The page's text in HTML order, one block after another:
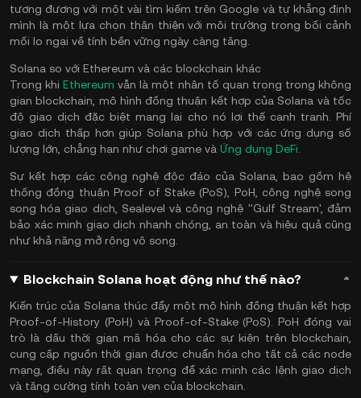
tương đương với một vài tìm kiếm trên Google và tự khẳng định
mình là một lựa chọn thân thiện với môi trường trong bối cảnh
mối lo ngại về tính bền vững ngày càng tăng.
Solana so với Ethereum và các blockchain khác
Trong khiEthereum vẫn là một nhân tố quan trọng trong không
gian blockchain, mô hình đồng thuận kết hợp của Solana và tốc
độ giao dịch đặc biệt mang lại cho nó lợi thế cạnh tranh. Phí
giao dịch thấp hơn giúp Solana phù hợp với các ứng dụng số
lượng lớn, chẳng hạn như chơi game và Ứng dụng DeFi
Sự kết hợp các công nghệ độc đáo của Solana, bao gồm hệ
thống đồng thuận Proof of Stake (PoS), PoH, công nghệ song
song hóa giao dịch, Sealevel và công nghệ ''Gulf Stream', đảm
bảo xác minh giao dịch nhanh chóng, an toàn và hiệu quả cũng
như khả năng mở rộng vô song.
Blockchain Solana hoạt động như thế nào?
Kiến trúc của Solana thúc đẩy một mô hình đồng thuận kết hợp
Proof-of-History (PoH) và Proof-of-Stake (PoS). PoH đóng vai
trò là dấu thời gian mã hóa cho các sự kiện trên blockchain,
cung cấp nguồn thời gian được chuẩn hóa cho tất cả các node
mạng, điều này rất quan trọng để xác minh các lệnh giao dịch
và tăng cường tính toàn vẹn của blockchain.